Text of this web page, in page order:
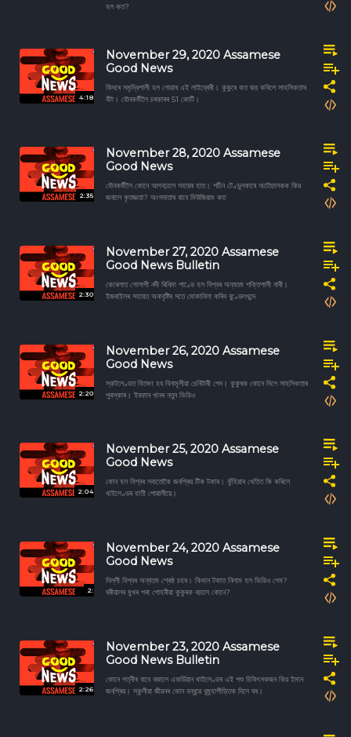
হল কত?
4:18
November 29, 2020 Assamese
Good News
কিদৰে সমৃদ্ধিশালী হল গোৱাৰ এই লাইব্ৰেৰী। কুকুৰে কত জয় কৰিলে সাহসিকতাৰ
বঁটা। যৌনকর্মীলৈ চৰকাৰৰ 51 কোটি।
2:35
November 28, 2020 Assamese
Good News
যৌনকর্মীলৈ কোনে আগবঢ়ালে সহায়ৰ হাত। শচীন টেণ্ডুলকাৰে অটোচালকক কিয়
জনালে কৃতজ্ঞতা? অংগদাতাৰ বাবে মিউজিয়াম কত
2:30
November 27, 2020 Assamese
Good News Bulletin
কেৰেলাত গোলাপী নদী ৰিধিমা পাণ্ডে হল বিশ্বৰ অন্যতম শক্তিশালী নাৰী।
ইজৰাইলৰ সহায়ত অনাবৃষ্টিৰ সতে মোকাবিলা কৰিব বুণ্ডেলখন্দে
2:20
November 26, 2020 Assamese
Good News
স্কটলেণ্ডত বিতৰণ হব বিনামূলীয়া চেনিটাৰী পেদ। কুকুৰক কোনে দিলে সাহসিকতাৰ
পুৰস্কাৰ। ইৰফান খানৰ নতুন ভিডিও
2:04
November 25, 2020 Assamese
Good News
কোন হল বিশ্বৰ সবাতোকৈ জনপ্ৰিয় টিক টকাৰ। কুঁহিয়াৰ খেতিত কি কৰিলে
থাইলেণ্ডৰ হাতী পোৱালীয়ে।
2:
November 24, 2020 Assamese
Good News
দিল্লী বিশ্বৰ অন্যতম শ্ৰেষ্ঠ চহৰ। কিমান টকাত নিলাম হল ভিডিও গেম?
ঘৰীয়ালৰ মুখৰ পৰা পোহনীয়া কুকুৰক বচালে কোনে?
2:26
November 23, 2020 Assamese
Good News Bulletin
কোনে পত্নীৰ বাবে বজালে একৰ্ডিয়ান থাইলেণ্ডৰ এই পশু চিকিৎসকজন কিয় ইমান
জনপ্ৰিয়। স্কুলীয়া জীৱনৰ কোন বন্ধুৱে ধুমুহাপীড়িতক দিলে ঘৰ।